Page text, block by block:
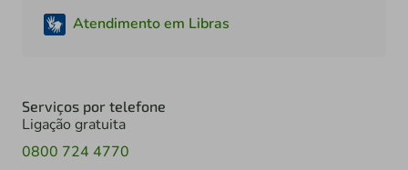
Atendimento em Libras
Serviços por telefone
Ligação gratuita
0800 724 4770